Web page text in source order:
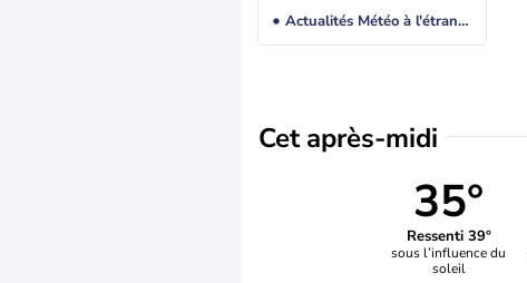
Actualités Météo à l'étranger
Cet après-midi
35°
Ressenti 39°
sous l’influence du
soleil